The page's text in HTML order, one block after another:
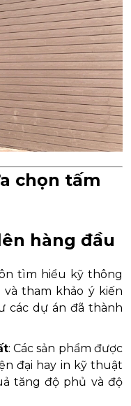
chọn tấm
hàng đầu
tìm hiểu kỹ thông
tham khảo ý kiến
các dự án đã thành
: Các sản phẩm được
đại hay in kỹ thuật
tăng độ phủ và độ